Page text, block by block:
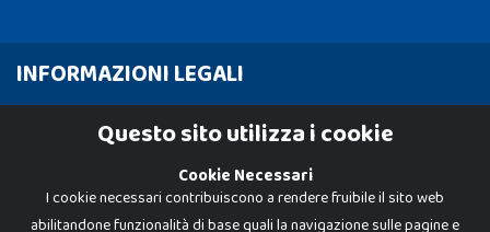
INFORMAZIONI LEGALI
Cookie PolicyQuesto sito utilizza i cookie
Cookie Necessari
I cookie necessari contribuiscono a rendere fruibile il sito web
abilitandone funzionalità di base quali la navigazione sulle pagine e